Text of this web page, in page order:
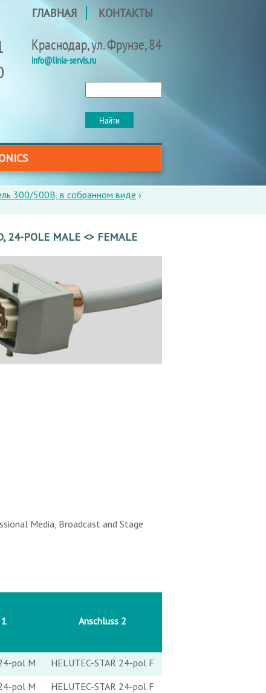
ГЛАВНАЯ КОНТАКТЫ
Краснодар, ул. Фрунзе, 84
info@linia-servis.ru
300/500В, в собранном виде ›
24-POLE MALE <> FEMALE
Media, Broadcast and Stage
Anschluss 2
pol M
HELUTEC-STAR 24-pol F
pol M
HELUTEC-STAR 24-pol F